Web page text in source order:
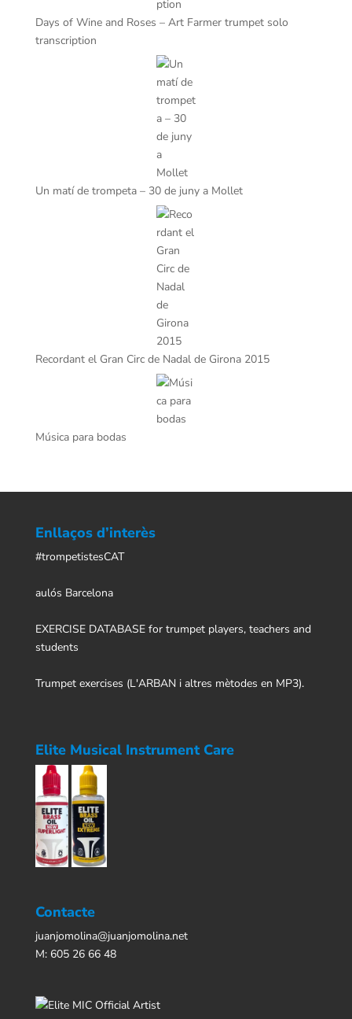
Days of Wine and Roses – Art Farmer trumpet solo
transcription
Un matí de trompeta – 30 de juny a Mollet
Recordant el Gran Circ de Nadal de Girona 2015
Música para bodas
Enllaços d’interès
#trompetistesCAT
aulós Barcelona
EXERCISE DATABASE for trumpet players, teachers and
students
Trumpet exercises (L'ARBAN i altres mètodes en MP3).
Elite Musical Instrument Care
Contacte
juanjomolina@juanjomolina.net
M: 605 26 66 48